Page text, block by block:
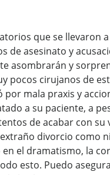
que se llevaron
de asesinato y
asombrarán y
pocos cirujanos de
mala praxis y
a su paciente, a
de acabar con
divorcio como
el dramatismo, la
esto. Puedo